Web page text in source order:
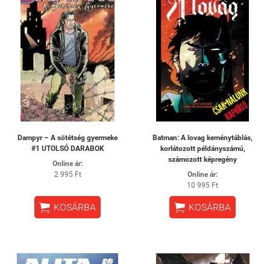
Dampyr – A sötétség gyermeke
#1 UTOLSÓ DARABOK
Online ár:
2 995 Ft
 KOSÁRBA
Batman: A lovag keménytáblás,
korlátozott példányszámú,
számozott képregény
Online ár:
10 995 Ft
 KOSÁRBA